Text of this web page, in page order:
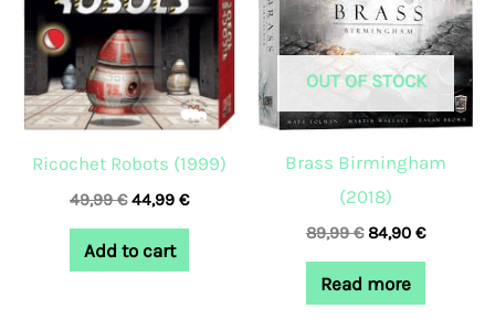
Ricochet Robots (1999)
49,99€ 44,99 €
Add to cart
OUT OF STOCK
Brass Birmingham
(2018)
89,99€ 84,90 €
Read more